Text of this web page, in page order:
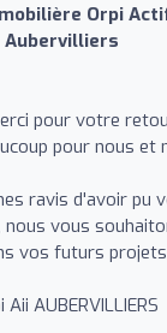
Orpi
Aubervilliers
pour votre
pour nous et
ravis d'avoir pu
vous
vos futurs
Aii AUBERVILLIERS